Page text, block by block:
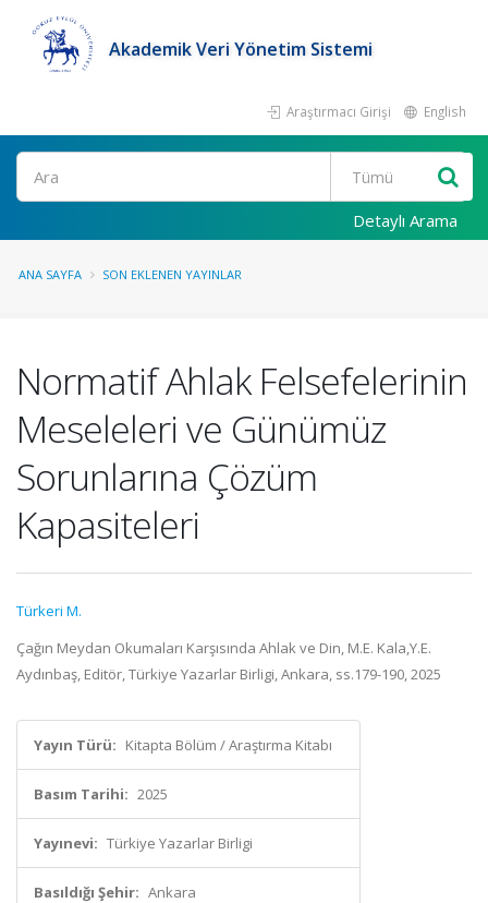
Akademik Veri Yönetim Sistemi
Araştırmacı Girişi English
Ara
Detaylı Arama
ANA SAYFA SON EKLENEN YAYINLAR
Normatif Ahlak Felsefelerinin
Meseleleri ve Günümüz
Sorunlarına Çözüm
Kapasiteleri
Türkeri M.
Çağın Meydan Okumaları Karşısında Ahlak ve Din, M.E. Kala,Y.E.
Aydınbaş, Editör, Türkiye Yazarlar Birligi, Ankara, ss.179-190, 2025
Yayın Türü: Kitapta Bölüm / Araştırma Kitabı
Basım Tarihi: 2025
Yayınevi: Türkiye Yazarlar Birligi
Basıldığı Şehir: Ankara